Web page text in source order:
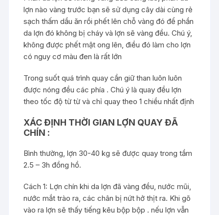
lợn nào vàng trước bạn sẽ sử dụng cây dài cùng rẻ
sạch thấm dầu ăn rồi phết lên chỗ vàng đó để phần
da lợn đó không bị cháy và lợn sẽ vàng đều. Chú ý,
không được phết mật ong lên, điều đó làm cho lợn
có nguy cơ màu đen là rất lớn
Trong suốt quá trình quay cần giữ than luôn luôn
được nóng đều các phía . Chú ý là quay đều lợn
theo tốc độ từ từ và chỉ quay theo 1 chiều nhất định
XÁC ĐỊNH THỜI GIAN LỢN QUAY ĐÃ
CHÍN :
Bình thường, lợn 30-40 kg sẽ được quay trong tầm
2.5 – 3h đồng hồ.
Cách 1: Lợn chín khi da lợn đã vàng đều, nước mũi,
nước mắt trào ra, các chân bị nứt hở thịt ra. Khi gõ
vào ra lợn sẽ thấy tiếng kêu bộp bộp . nếu lợn vẫn